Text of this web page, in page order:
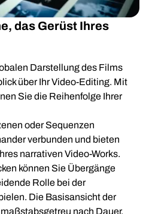
das Gerüst Ihres
Darstellung des Films
über Ihr Video-Editing. Mit
Sie die Reihenfolge Ihrer
oder Sequenzen
verbunden und bieten
narrativen Video-Works.
können Sie Übergänge
Rolle bei der
Die Basisansicht der
nach Dauer.